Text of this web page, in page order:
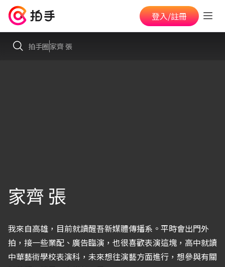
登入/註冊
拍手圈家齊 張
家齊 張
我來自高雄，目前就讀醒吾新媒體傳播系。平時會出門外
拍，接一些業配、廣告臨演，也很喜歡表演這塊，高中就讀
中華藝術學校表演科，未來想往演藝方面進行，想參與有關